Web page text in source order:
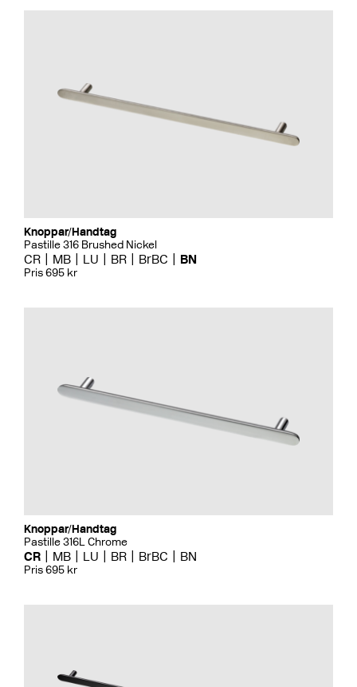
Knoppar/Handtag
Pastille 316 Brushed Nickel
CR MB LU BR BrBC BN
Pris 695 kr
Knoppar/Handtag
Pastille 316L Chrome
CR MB LU BR BrBC BN
Pris 695 kr